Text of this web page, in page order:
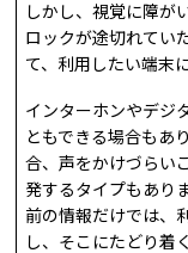
しかし、視覚に障が
ロックが途切れてい
て、利用したい端末
インターホンやデジ
ともできる場合もあ
合、声をかけづらい
発するタイプもあり
前の情報だけでは、
し、そこにたどり着